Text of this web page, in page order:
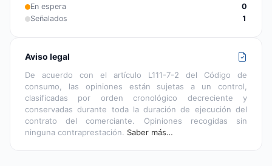
En espera
0
Señalados
1
Aviso legal
De acuerdo con el artículo L111-7-2 del Código de
consumo, las opiniones están sujetas a un control,
clasificadas por orden cronológico decreciente y
conservadas durante toda la duración de ejecución del
contrato del comerciante. Opiniones recogidas sin
ninguna contraprestación. Saber más…